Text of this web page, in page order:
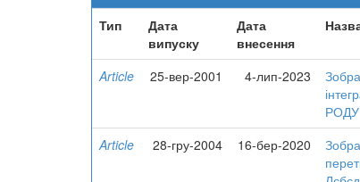
Тип
Дата
випуску
Дата
внесення
Article 25-вер-2001 4-лип-2023
РОДУ
Article 28-гру-2004 16-бер-2020